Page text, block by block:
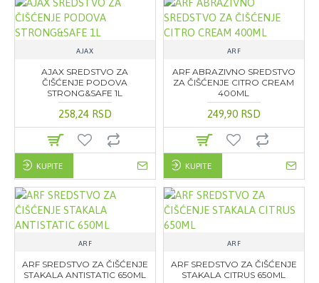
AJAX
AJAX SREDSTVO ZA
ČIŠĆENJE PODOVA
STRONG&SAFE 1L
258,24 RSD
KUPITE
ARF
ARF ABRAZIVNO SREDSTVO
ZA ČIŠĆENJE CITRO CREAM
400ML
249,90 RSD
KUPITE
ARF
ARF SREDSTVO ZA ČIŠĆENJE
STAKALA ANTISTATIC 650ML
ARF
ARF SREDSTVO ZA ČIŠĆENJE
STAKALA CITRUS 650ML